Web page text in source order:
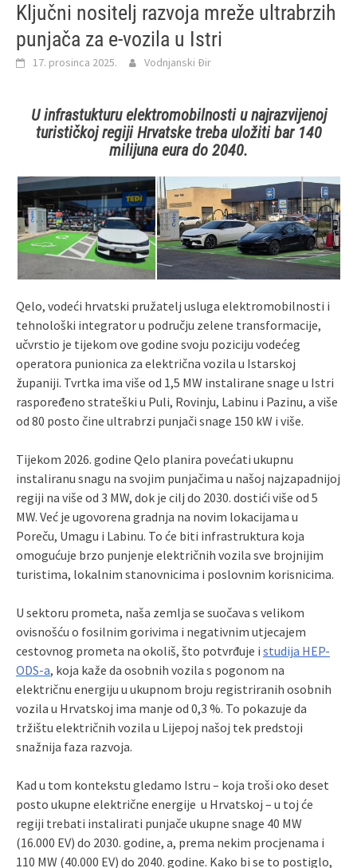
Ključni nositelj razvoja mreže ultrabrzih
punjača za e-vozila u Istri
17. prosinca 2025. Vodnjanski Đir
U infrastukturu elektromobilnosti u najrazvijenoj
turističkoj regiji Hrvatske treba uložiti bar 140
milijuna eura do 2040.
Qelo, vodeći hrvatski pružatelj usluga elektromobilnosti i
tehnološki integrator u području zelene transformacije,
učvrstio je tijekom ove godine svoju poziciju vodećeg
operatora punionica za električna vozila u Istarskoj
županiji. Tvrtka ima više od 1,5 MW instalirane snage u Istri
raspoređeno strateški u Puli, Rovinju, Labinu i Pazinu, a više
od 80 posto čine ultrabrzi punjači snage 150 kW i više.
Tijekom 2026. godine Qelo planira povećati ukupnu
instaliranu snagu na svojim punjačima u našoj najzapadnijoj
regiji na više od 3 MW, dok je cilj do 2030. dostići više od 5
MW. Već je ugovorena gradnja na novim lokacijama u
Poreču, Umagu i Labinu. To će biti infrastruktura koja
omogućuje brzo punjenje električnih vozila sve brojnijim
turistima, lokalnim stanovnicima i poslovnim korisnicima.
U sektoru prometa, naša zemlja se suočava s velikom
ovisnošću o fosilnim gorivima i negativnim utjecajem
cestovnog prometa na okoliš, što potvrđuje i studija HEP-
ODS-a, koja kaže da osobnih vozila s pogonom na
električnu energiju u ukupnom broju registriranih osobnih
vozila u Hrvatskoj ima manje od 0,3 %. To pokazuje da
tržištu električnih vozila u Lijepoj našoj tek predstoji
snažnija faza razvoja.
Kad u tom kontekstu gledamo Istru – koja troši oko deset
posto ukupne električne energije u Hrvatskoj – u toj će
regiji trebati instalirati punjače ukupne snage 40 MW
(16.000 EV) do 2030. godine, a, prema nekim procjenama i
110 MW (40.000 EV) do 2040. godine. Kako bi se to postiglo,